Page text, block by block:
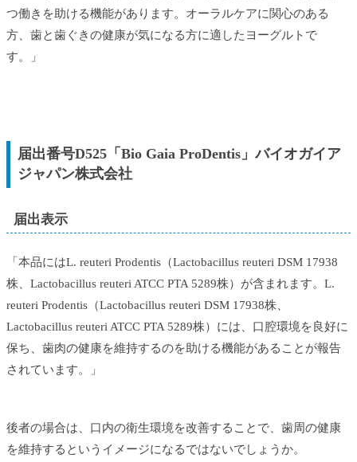
つ働きを助ける機能があります。オーラルケアに関心のある
方、歯と歯ぐきの健康が気になる方に適したヨーグルトで
す。」
届出番号D525「Bio Gaia ProDentis」バイオガイア
ジャパン株式会社
届出表示
「本品にはL. reuteri Prodentis（Lactobacillus reuteri DSM 17938
株、Lactobacillus reuteri ATCC PTA 5289株）が含まれます。L.
reuteri Prodentis（Lactobacillus reuteri DSM 17938株、
Lactobacillus reuteri ATCC PTA 5289株）には、口腔環境を良好に
保ち、歯肉の健康を維持するのを助ける機能があることが報告
されています。」
後者の場合は、口内の衛生環境を改善することで、歯周の健康
を維持するというイメージになるではないでしょうか。